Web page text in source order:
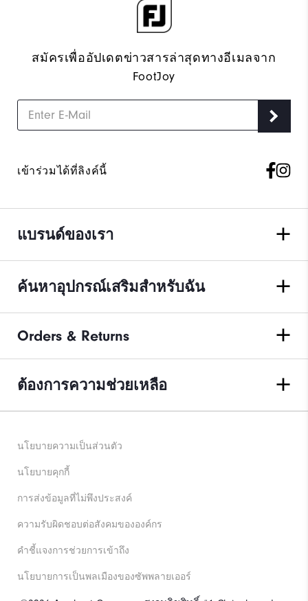
สมัครเพื่ออัปเดตข่าวสารล่าสุดทางอีเมลจาก
FootJoy
เข้าร่วมได้ที่ลิงค์นี้
แบรนด์ของเรา
ค้นหาอุปกรณ์เสริมสำหรับฉัน
Orders & Returns
ต้องการความช่วยเหลือ
นโยบายความเป็นส่วนตัว
นโยบายคุกกี้
การส่งข้อมูลที่ไม่พึงประสงค์
ความรับผิดชอบต่อสังคมขององค์กร
คําชี้แจงการช่วยการเข้าถึง
นโยบายการเป็นพลเมืองของซัพพลายเออร์